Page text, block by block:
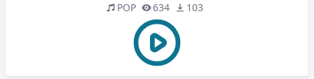
POP 634 103